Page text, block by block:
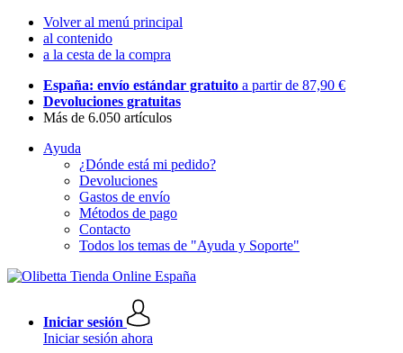
Volver al menú principal
al contenido
a la cesta de la compra
España: envío estándar gratuito a partir de 87,90 €
Devoluciones gratuitas
Más de 6.050 artículos
Ayuda
¿Dónde está mi pedido?
Devoluciones
Gastos de envío
Métodos de pago
Contacto
Todos los temas de "Ayuda y Soporte"
Iniciar sesión
Iniciar sesión ahora